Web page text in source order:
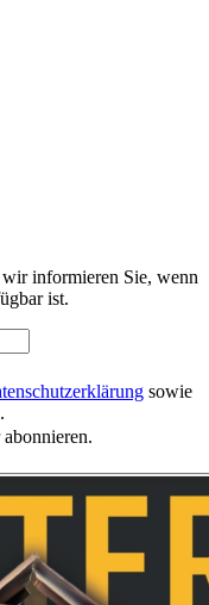
informieren Sie, wenn
ist.
sowie